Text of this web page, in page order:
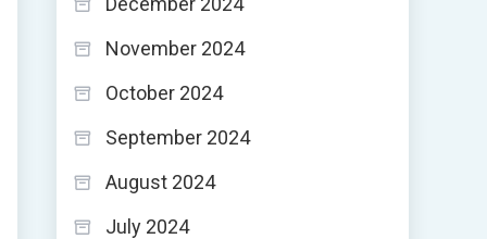
November 2024
October 2024
September 2024
August 2024
July 2024